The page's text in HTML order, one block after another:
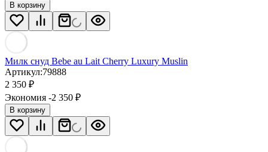
В корзину
Милк снуд Bebe au Lait Cherry Luxury Muslin
Артикул:79888
2 350 ₽
Экономия -2 350 ₽
В корзину